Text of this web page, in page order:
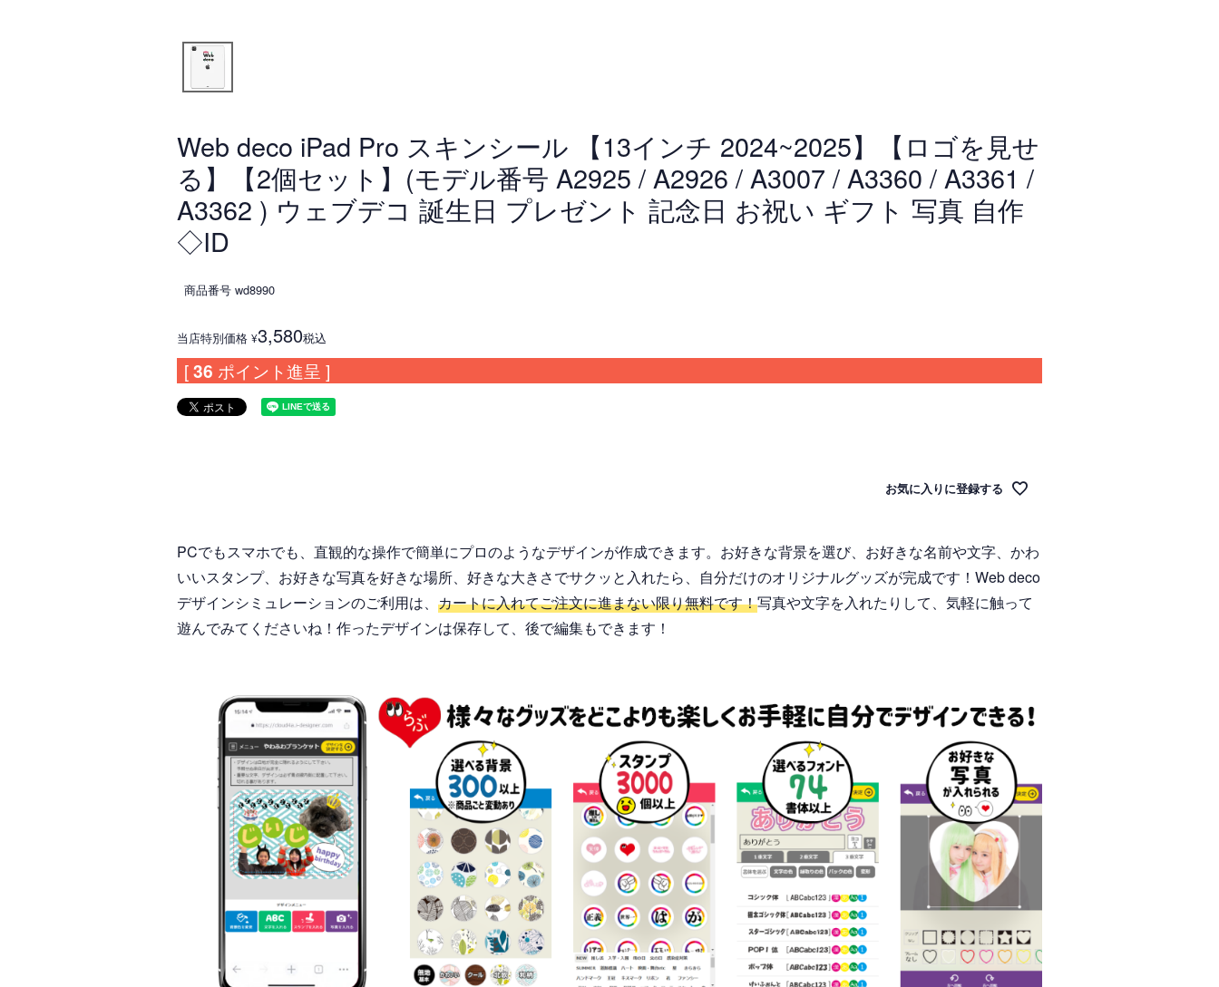
Web deco iPad Pro スキンシール 【13インチ 2024~2025】【ロゴを見せ
る】【2個セット】(モデル番号 A2925 / A2926 / A3007 / A3360 / A3361 /
A3362 ) ウェブデコ 誕生日 プレゼント 記念日 お祝い ギフト 写真 自作
◇ID
商品番号 wd8990
当店特別価格 ¥3,580税込
[36 ポイント進呈 ]
お気に入りに登録する
PCでもスマホでも、直観的な操作で簡単にプロのようなデザインが作成できます。お好きな背景を選び、お好きな名前や文字、かわ
いいスタンプ、お好きな写真を好きな場所、好きな大きさでサクッと入れたら、自分だけのオリジナルグッズが完成です！Web deco
デザインシミュレーションのご利用は、カートに入れてご注文に進まない限り無料です！写真や文字を入れたりして、気軽に触って
遊んでみてくださいね！作ったデザインは保存して、後で編集もできます！